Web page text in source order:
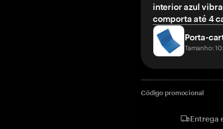
interior azul
comporta até 4
Porta-
Tamanho:
Código promocional
Entrega